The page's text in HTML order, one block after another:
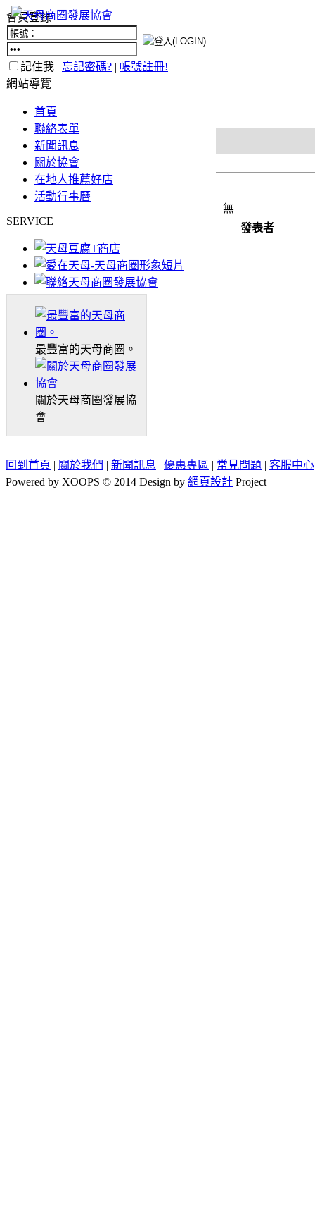
會員登錄
記住我 | 忘記密碼? | 帳號註冊!
網站導覽
首頁
聯絡表單
新聞訊息
關於協會
在地人推薦好店
活動行事曆
SERVICE
最豐富的天母商圈。
關於天母商圈發展協
會
無
發表者
回到首頁 | 關於我們 | 新聞訊息 | 優惠專區 | 常見問題 | 客服中心
Powered by XOOPS © 2014 Design by 網頁設計 Project